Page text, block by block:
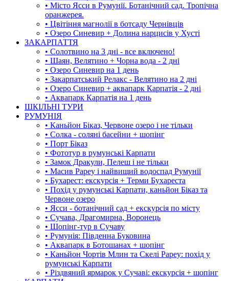
• Місто Ясси в Румунії. Ботанічний сад. Тропічна
оранжерея.
• Цвітіння магнолії в ботсаду Чернівців
• Озеро Синевир + Долина нарцисів у Хусті
ЗАКАРПАТТЯ
• Солотвино на 3 дні - все включено!
• Шаян, Велятино + Чорна вода - 2 дні
• Озеро Синевир на 1 день
• Закарпатський Релакс - Велятино на 2 дні
• Озеро Синевир + аквапарк Карпатія - 2 дні
• Аквапарк Карпатія на 1 день
ШКІЛЬНІ ТУРИ
РУМУНІЯ
• Каньйон Біказ, Червоне озеро і не тільки
• Солка - соляні басейни + шопінг
• Порт Біказ
• Фототур в румунські Карпати
• Замок Дракули, Пелеш і не тільки
• Масив Рареу і найвищий водоспад Румунії
• Бухарест: екскурсія + Терми Бухареста
• Похід у румунські Карпати, каньйон Біказ та
Червоне озеро
• Ясси - ботанічний сад + екскурсія по місту
• Сучава, Драгомирна, Воронець
• Шопінг-тур в Сучаву
• Румунія: Південна Буковина
• Аквапарк в Ботошанах + шопінг
• Каньйон Чортів Млин та Скелі Рареу: похід у
румунські Карпати
• Різдвяний ярмарок у Сучаві: екскурсія + шопінг